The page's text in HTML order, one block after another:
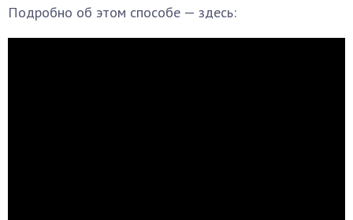
Подробно об этом способе — здесь: